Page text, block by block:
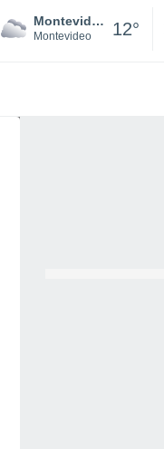
Montevideo
Montevideo 12°